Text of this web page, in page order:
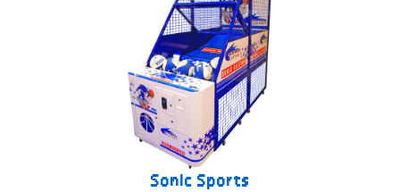
Sonic Sports